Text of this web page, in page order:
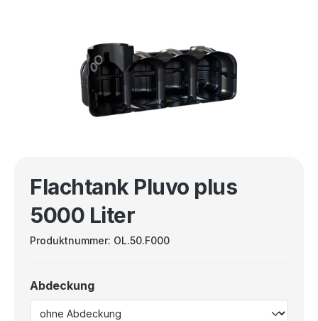
Flachtank Pluvo plus
5000 Liter
Produktnummer: OL.50.F000
Abdeckung